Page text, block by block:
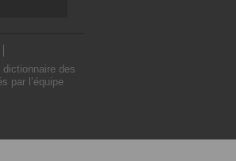
des
par l’équipe